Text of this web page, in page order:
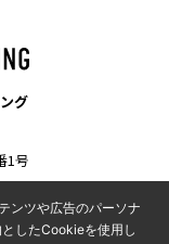
グ
1号
ンツや広告のパーソナ
したCookieを使用し